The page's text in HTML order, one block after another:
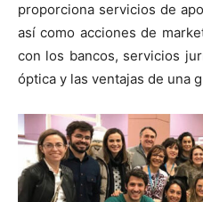
proporciona servicios de
así como acciones de
con los bancos, servicios
óptica y las ventajas de una